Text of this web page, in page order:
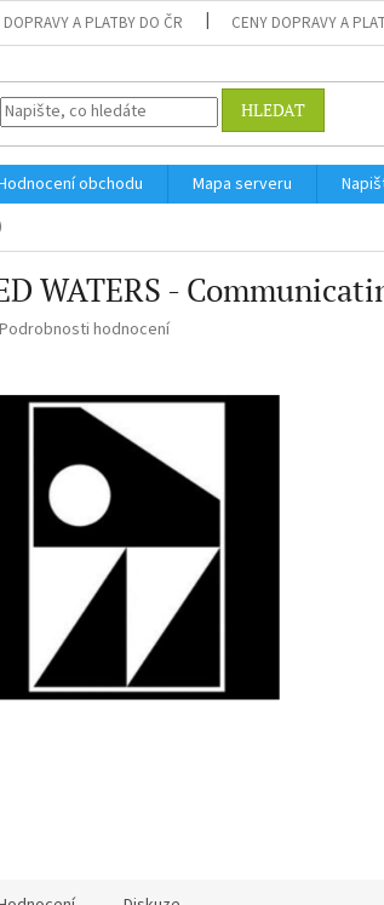
DOPRAVY A PLATBY DO ČR CENY DOPRAVY A
HLEDAT
obchodu Mapa serveru
WATERS -
Podrobnosti hodnocení